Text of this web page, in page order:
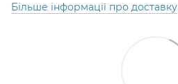
Більше інформації про доставку